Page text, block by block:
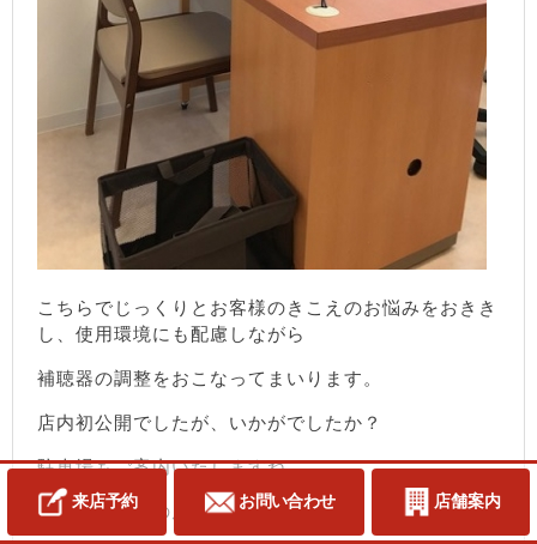
来店予約 お問い合わせ 店舗案内
こちらでじっくりとお客様のきこえのお悩みをおきき
し、使用環境にも配慮しながら
補聴器の調整をおこなってまいります。
店内初公開でしたが、いかがでしたか？
駐車場もご案内いたしますね。
当店は粕屋町の原町にございます。